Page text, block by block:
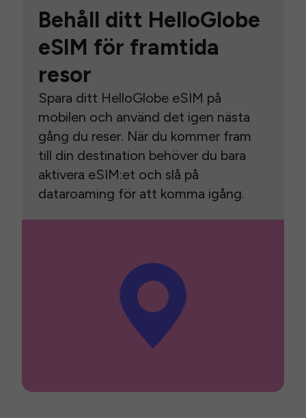
Behåll ditt HelloGlobe
eSIM för framtida
resor
Spara ditt HelloGlobe eSIM på
mobilen och använd det igen nästa
gång du reser. När du kommer fram
till din destination behöver du bara
aktivera eSIM:et och slå på
dataroaming för att komma igång.